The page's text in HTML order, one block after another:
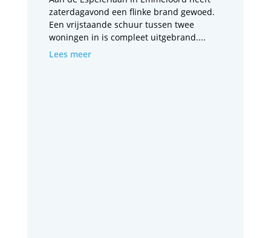
zaterdagavond een flinke brand gewoed.
Een vrijstaande schuur tussen twee
woningen in is compleet uitgebrand....
Lees meer